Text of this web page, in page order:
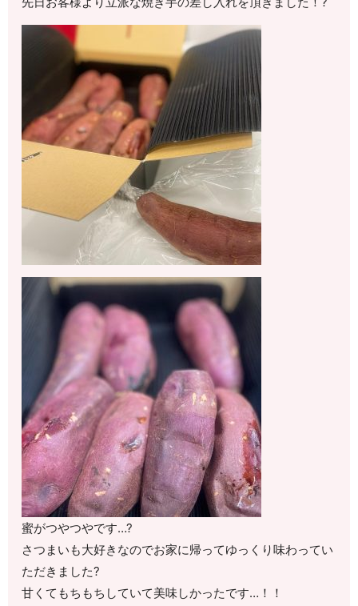
蜜がつやつやです…?
さつまいも大好きなのでお家に帰ってゆっくり味わってい
ただきました?
甘くてもちもちしていて美味しかったです…！！